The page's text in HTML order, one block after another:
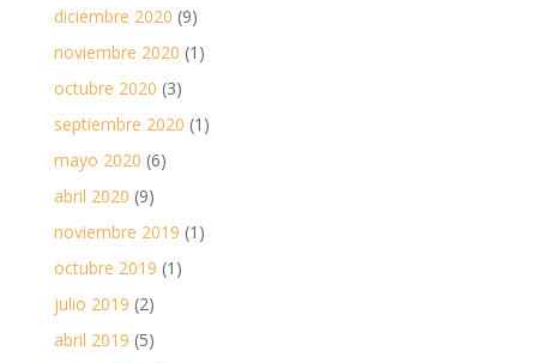
diciembre 2020 (9)
noviembre 2020 (1)
octubre 2020 (3)
septiembre 2020 (1)
mayo 2020 (6)
abril 2020 (9)
noviembre 2019 (1)
octubre 2019 (1)
julio 2019 (2)
abril 2019 (5)